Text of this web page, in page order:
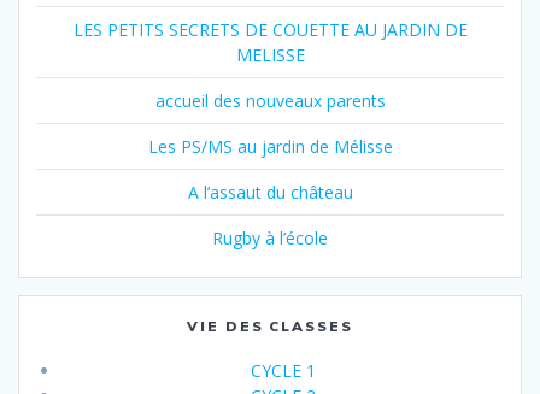
LES PETITS SECRETS DE COUETTE AU JARDIN DE
MELISSE
accueil des nouveaux parents
Les PS/MS au jardin de Mélisse
A l’assaut du château
Rugby à l’école
VIE DES CLASSES
CYCLE 1